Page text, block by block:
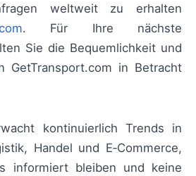
weltweit zu erhalten
. Für Ihre nächste
Sie die Bequemlichkeit und
GetTransport.com in Betracht
kontinuierlich Trends in
Handel und E‑Commerce,
informiert bleiben und keine